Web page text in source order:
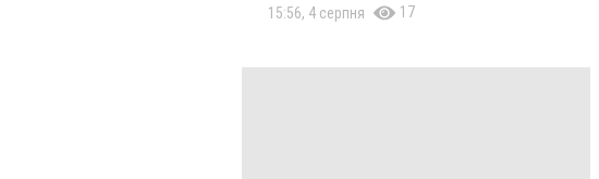
15:56, 4 серпня 17